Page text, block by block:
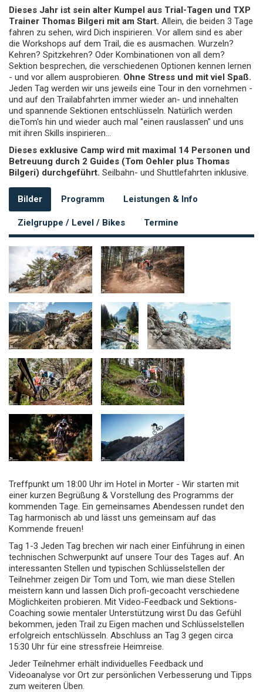
Dieses Jahr ist sein alter Kumpel aus Trial-Tagen und TXP
Trainer Thomas Bilgeri mit am Start. Allein, die beiden 3 Tage
fahren zu sehen, wird Dich inspirieren. Vor allem sind es aber
die Workshops auf dem Trail, die es ausmachen. Wurzeln?
Kehren? Spitzkehren? Oder Kombinationen von all dem?
Sektion besprechen, die verschiedenen Optionen kennen lernen
- und vor allem ausprobieren. Ohne Stress und mit viel Spaß.
Jeden Tag werden wir uns jeweils eine Tour in den vornehmen -
und auf den Trailabfahrten immer wieder an- und innehalten
und spannende Sektionen entschlüsseln. Natürlich werden
dieTom's hin und wieder auch mal "einen rauslassen" und uns
mit ihren Skills inspirieren...
Dieses exklusive Camp wird mit maximal 14 Personen und
Betreuung durch 2 Guides (Tom Oehler plus Thomas
Bilgeri) durchgeführt. Seilbahn- und Shuttlefahrten inklusive.
Bilder Programm Leistungen & Info
Zielgruppe / Level / Bikes Termine
Treffpunkt um 18:00 Uhr im Hotel in Morter - Wir starten mit
einer kurzen Begrüßung & Vorstellung des Programms der
kommenden Tage. Ein gemeinsames Abendessen rundet den
Tag harmonisch ab und lässt uns gemeinsam auf das
Kommende freuen!
Tag 1-3 Jeden Tag brechen wir nach einer Einführung in einen
technischen Schwerpunkt auf unsere Tour des Tages auf. An
interessanten Stellen und typischen Schlüsselstellen der
Teilnehmer zeigen Dir Tom und Tom, wie man diese Stellen
meistern kann und lassen Dich profi-gecoacht verschiedene
Möglichkeiten probieren. Mit Video-Feedback und Sektions-
Coaching sowie mentaler Unterstützung wirst Du das Gefühl
bekommen, jeden Trail zu Eigen machen und Schlüsselstellen
erfolgreich entschlüsseln. Abschluss an Tag 3 gegen circa
15:30 Uhr für eine stressfreie Heimreise.
Jeder Teilnehmer erhält individuelles Feedback und
Videoanalyse vor Ort zur persönlichen Verbesserung und Tipps
zum weiteren Üben.